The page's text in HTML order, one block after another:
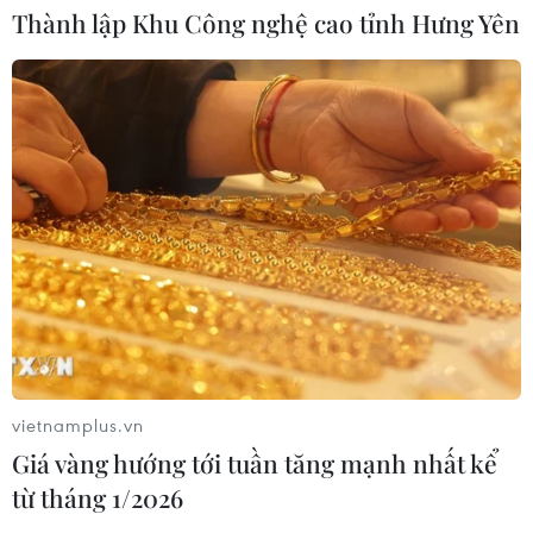
Chính thức dừng đặt lịch đăng kiểm
xe ôtô qua ứng dụng trực tuyến
17/07/2026 02:25
Xem thêm
CƠ QUAN CHỦ QUẢN: THÔNG TẤN XÃ VIỆT NAM
Tổng Biên tập: TRẦN TIẾN DUẨN
Phó Tổng Biên tập: NGUYỄN THỊ TÁM, KHÚC THANH
THỦY
Thành lập Khu Công nghệ cao tỉnh Hưng Yên
vietnamplus.vn
Giá vàng hướng tới tuần tăng mạnh nhất kể
từ tháng 1/2026